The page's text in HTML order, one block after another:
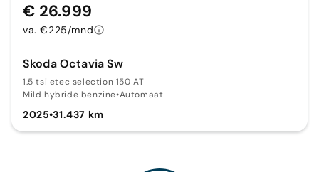
Skoda Octavia Sw
1.5 tsi etec selection 150 AT
Mild hybride benzine•Automaat
2025•31.437 km
€ 26.999
va. €225/mnd